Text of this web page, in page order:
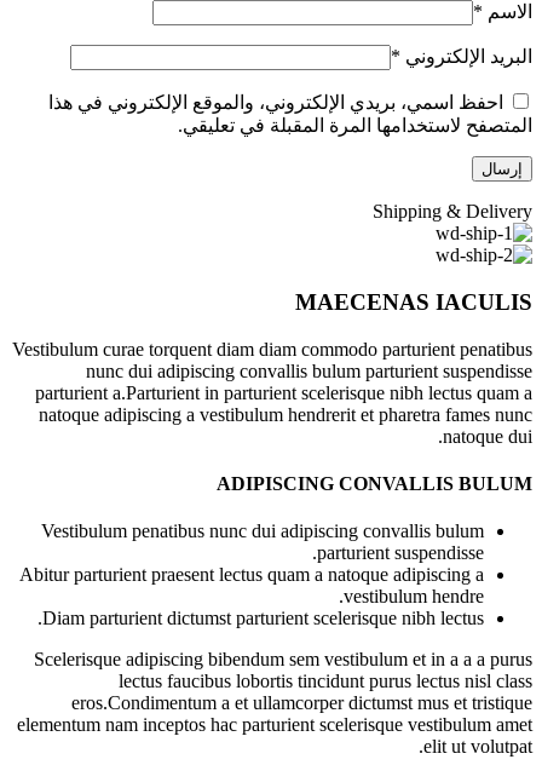
الاسم *
البريد الإلكتروني *
احفظ اسمي، بريدي الإلكتروني، والموقع الإلكتروني في هذا
المتصفح لاستخدامها المرة المقبلة في تعليقي.
Shipping & Delivery
MAECENAS IACULIS
Vestibulum curae torquent diam diam commodo parturient penatibus
nunc dui adipiscing convallis bulum parturient suspendisse
parturient a.Parturient in parturient scelerisque nibh lectus quam a
natoque adipiscing a vestibulum hendrerit et pharetra fames nunc
natoque dui.
ADIPISCING CONVALLIS BULUM
Vestibulum penatibus nunc dui adipiscing convallis bulum
parturient suspendisse.
Abitur parturient praesent lectus quam a natoque adipiscing a
vestibulum hendre.
Diam parturient dictumst parturient scelerisque nibh lectus.
Scelerisque adipiscing bibendum sem vestibulum et in a a a purus
lectus faucibus lobortis tincidunt purus lectus nisl class
eros.Condimentum a et ullamcorper dictumst mus et tristique
elementum nam inceptos hac parturient scelerisque vestibulum amet
elit ut volutpat.